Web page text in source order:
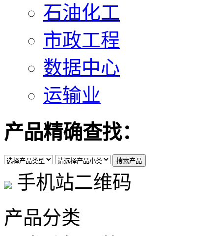
石油化工
市政工程
数据中心
运输业
产品精确查找：
手机站二维码
产品分类